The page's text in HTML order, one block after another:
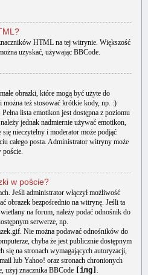
HTML na tej witrynie. Większość
uzyskać, używając BBCode.
obrazki, które mogą być użyte do
też stosować krótkie kody, np. :)
lista emotikon jest dostępna z poziomu
jednak nadmiernie używać emotikon,
nieczytelny i moderator może podjąć
całego posta. Administrator witryny może
poście.
w poście?
Jeśli administrator włączył możliwość
obrazek bezpośrednio na witrynę. Jeśli ta
na forum, należy podać odnośnik do
serwerze, np.
Nie można podawać odnośników do
chyba że jest publicznie dostępnym
się na stronach wymagających autoryzacji,
lub Yahoo! oraz stronach chronionych
użyj znacznika BBCode
[img] .